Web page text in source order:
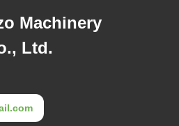
Machinery
Ltd.